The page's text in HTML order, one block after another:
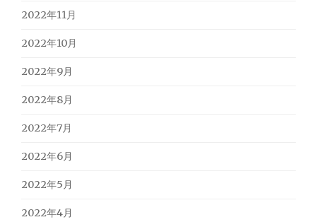
2022年11月
2022年10月
2022年9月
2022年8月
2022年7月
2022年6月
2022年5月
2022年4月